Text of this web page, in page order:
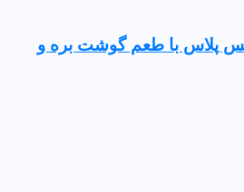
پلاس با طعم گوشت بره و